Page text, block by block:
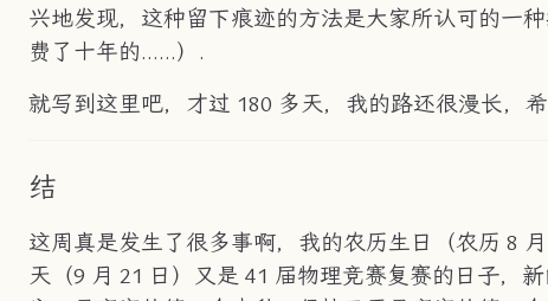
兴地发现，这种留下痕迹的方法是大家所认可的一
费了十年的……）.
就写到这里吧，才过 180 多天，我的路还很漫长，
结
这周真是发生了很多事啊，我的农历生日（农历 8
天（9 月 21 日）又是 41 届物理竞赛复赛的日子，